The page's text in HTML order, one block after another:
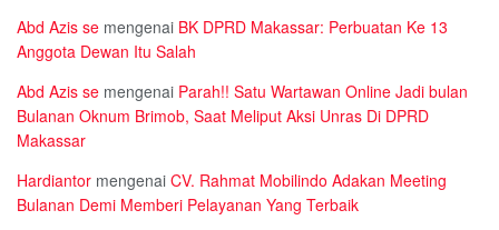
Abd Azis se mengenai BK DPRD Makassar: Perbuatan Ke 13
Anggota Dewan Itu Salah
Abd Azis se mengenai Parah!! Satu Wartawan Online Jadi bulan
Bulanan Oknum Brimob, Saat Meliput Aksi Unras Di DPRD
Makassar
Hardiantor mengenai CV. Rahmat Mobilindo Adakan Meeting
Bulanan Demi Memberi Pelayanan Yang Terbaik